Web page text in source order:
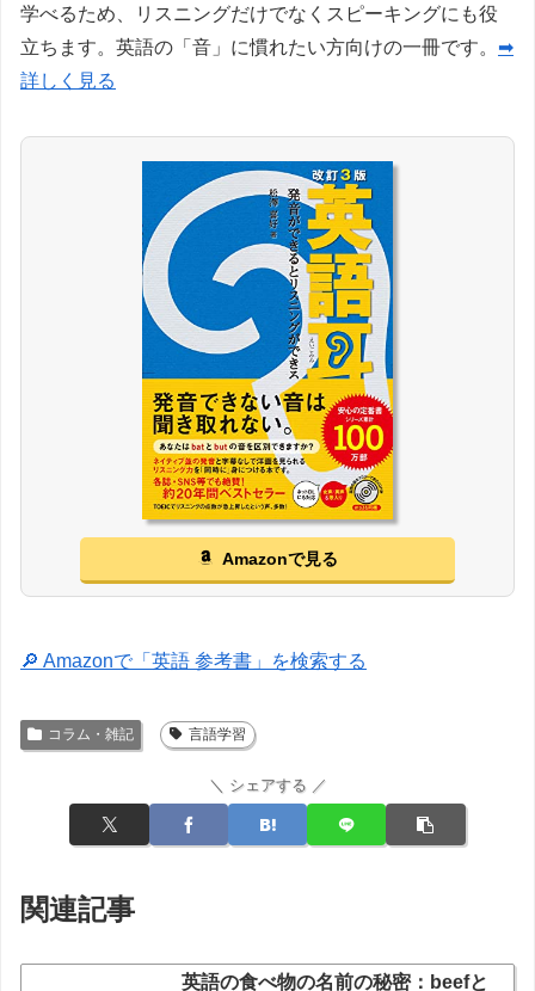
学べるため、リスニングだけでなくスピーキングにも役
立ちます。英語の「音」に慣れたい方向けの一冊です。 ➡
詳しく見る
Amazonで見る
🔎 Amazonで「英語 参考書」を検索する
コラム・雑記 言語学習
＼ シェアする ／
関連記事
英語の食べ物の名前の秘密：beefと